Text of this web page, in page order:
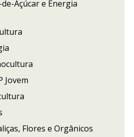
Açúcar e Energia
Jovem
Flores e Orgânicos